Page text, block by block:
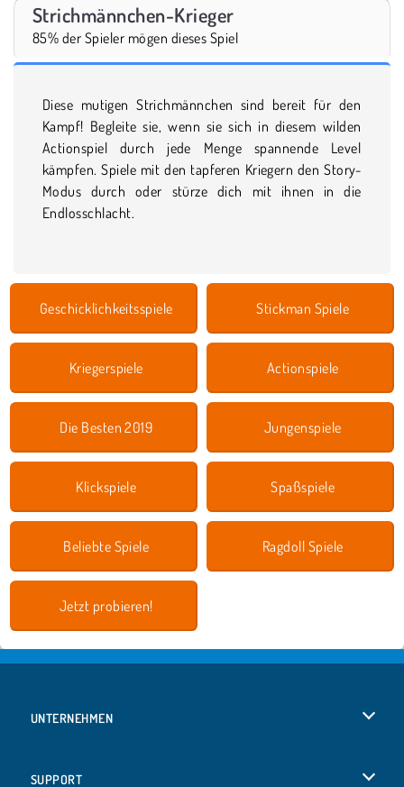
Strichmännchen-Krieger
85% der Spieler mögen dieses Spiel
Diese mutigen Strichmännchen sind bereit für den
Kampf! Begleite sie, wenn sie sich in diesem wilden
Actionspiel durch jede Menge spannende Level
kämpfen. Spiele mit den tapferen Kriegern den Story-
Modus durch oder stürze dich mit ihnen in die
Endlosschlacht.
Geschicklichkeitsspiele Stickman Spiele
Kriegerspiele Actionspiele
Die Besten 2019 Jungenspiele
Klickspiele Spaßspiele
Beliebte Spiele Ragdoll Spiele
Jetzt probieren!
UNTERNEHMEN
SUPPORT